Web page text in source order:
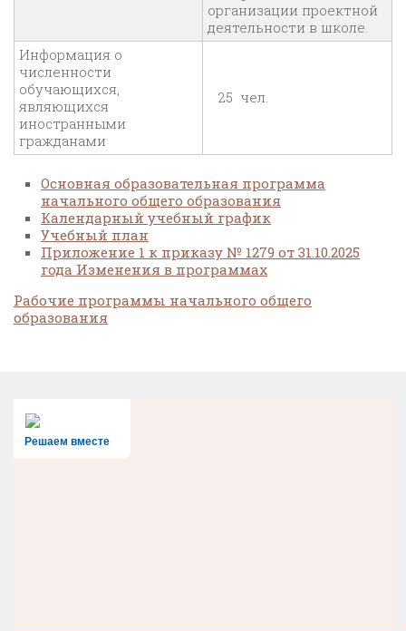
организации проектной
деятельности в школе.
Информация о
численности
обучающихся,
являющихся
иностранными
гражданами
25 чел.
Основная образовательная программа
начального общего образования
Календарный учебный график
Учебный план
Приложение 1 к приказу № 1279 от 31.10.2025
года Изменения в программах
Рабочие программы начального общего
образования
Решаем вместе